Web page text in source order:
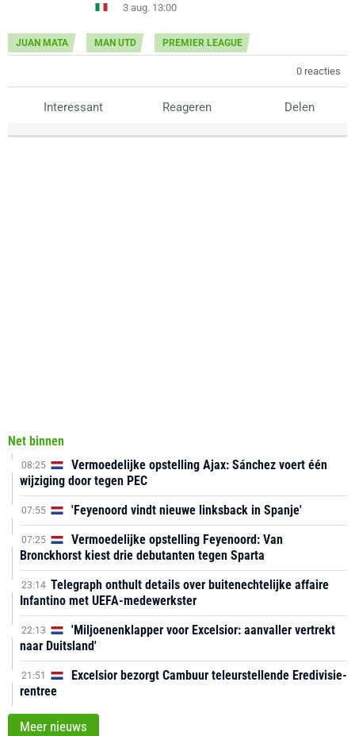
3 aug. 13:00
JUAN MATA MAN UTD PREMIER LEAGUE
0 reacties
Interessant Reageren Delen
Net binnen
08:25
Vermoedelijke opstelling Ajax: Sánchez voert één
wijziging door tegen PEC
07:55 'Feyenoord vindt nieuwe linksback in Spanje'
07:25
Vermoedelijke opstelling Feyenoord: Van
Bronckhorst kiest drie debutanten tegen Sparta
23:14 Telegraph onthult details over buitenechtelijke affaire
Infantino met UEFA-medewerkster
22:13
'Miljoenenklapper voor Excelsior: aanvaller vertrekt
naar Duitsland'
21:51
Excelsior bezorgt Cambuur teleurstellende Eredivisie-
rentree
Meer nieuws